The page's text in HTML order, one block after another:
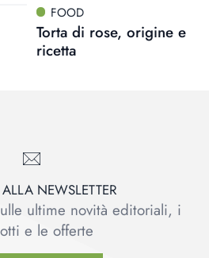
FOOD
Torta di rose, origine e
ricetta
NEWSLETTER
ultime novità editoriali, i
e le offerte